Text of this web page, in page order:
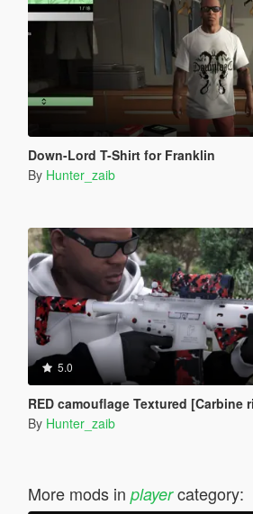
Down-Lord T-Shirt for Franklin
By Hunter_zaib
5.0
RED camouflage Textured [Carbine rifle]
By Hunter_zaib
More mods in playercategory: